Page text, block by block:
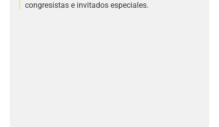
congresistas e invitados especiales.